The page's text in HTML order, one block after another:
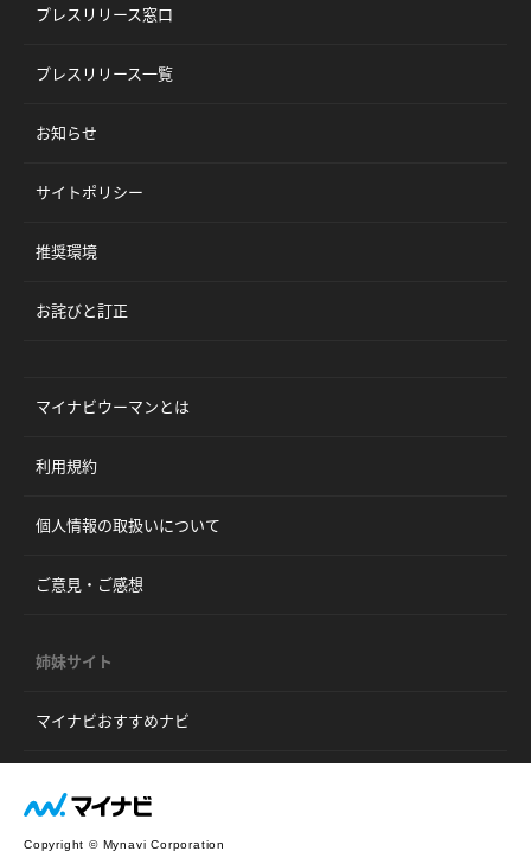
プレスリリース窓口
プレスリリース一覧
お知らせ
サイトポリシー
推奨環境
お詫びと訂正
マイナビウーマンとは
利用規約
個人情報の取扱いについて
ご意見・ご感想
姉妹サイト
マイナビおすすめナビ
Copyright © Mynavi Corporation